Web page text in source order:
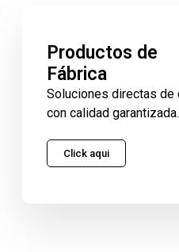
Productos de
Fábrica
Soluciones directas de
con calidad garantizada.
Click aqui